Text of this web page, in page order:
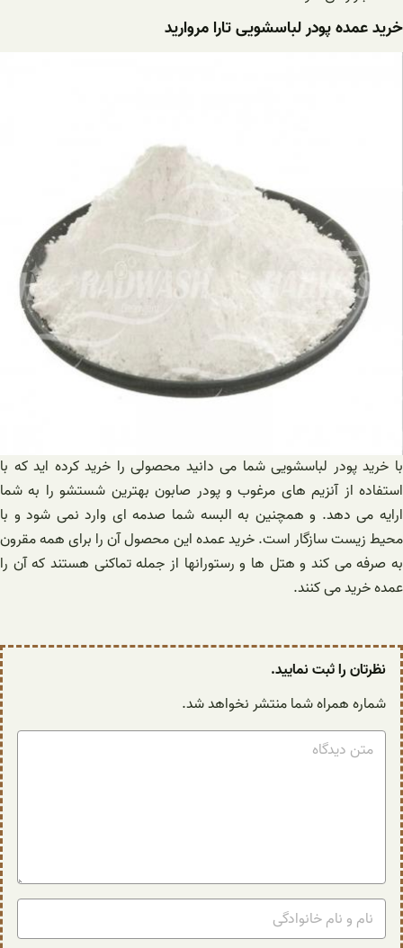
خرید عمده پودر لباسشویی تارا مروارید
با خرید پودر لباسشویی شما می دانید محصولی را خرید کرده اید که با
استفاده از آنزیم های مرغوب و پودر صابون بهترین شستشو را به شما
ارايه می دهد. و همچنین به البسه شما صدمه ای وارد نمی شود و با
محیط زیست سازگار است. خرید عمده این محصول آن را برای همه مقرون
به صرفه می کند و هتل ها و رستورانها از جمله تماکنی هستند که آن را
عمده خرید می کنند.
نظرتان را ثبت نمایید.
شماره همراه شما منتشر نخواهد شد.